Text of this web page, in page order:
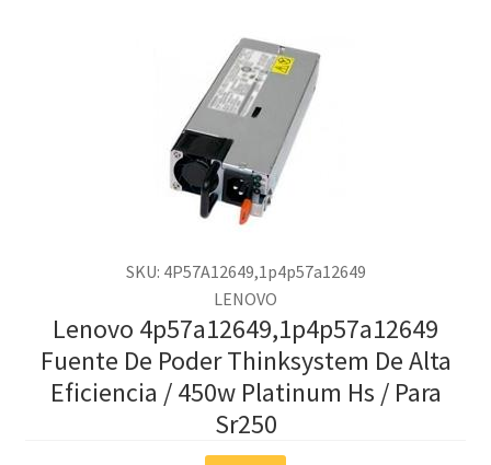
SKU: 4P57A12649,1p4p57a12649
LENOVO
Lenovo 4p57a12649,1p4p57a12649
Fuente De Poder Thinksystem De Alta
Eficiencia / 450w Platinum Hs / Para
Sr250